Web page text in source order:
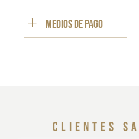
Medios de pago
clientes